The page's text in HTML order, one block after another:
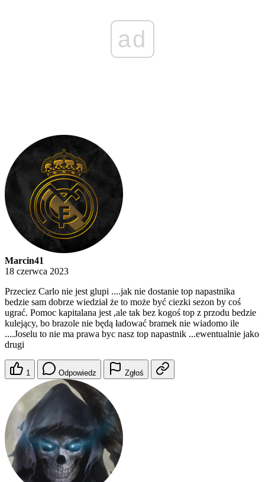
ad
Marcin41
18 czerwca 2023
Przeciez Carlo nie jest glupi ....jak nie dostanie top napastnika
bedzie sam dobrze wiedział że to może być ciezki sezon by coś
ugrać. Pomoc kapitalana jest ,ale tak bez kogoś top z przodu bedzie
kulejący, bo brazole nie będą ładować bramek nie wiadomo ile
....Joselu to nie ma prawa byc nasz top napastnik ...ewentualnie jako
drugi
1 Odpowiedz Zgłoś